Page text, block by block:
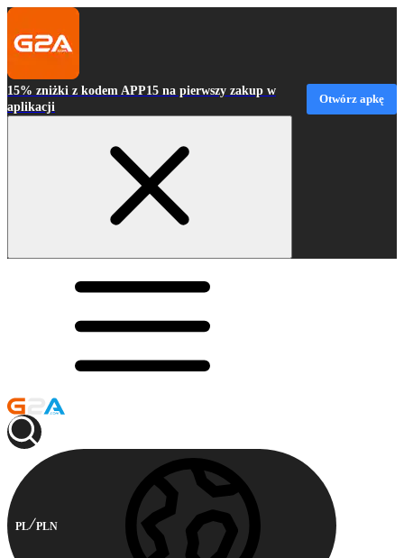
15% zniżki z kodem APP15 na pierwszy zakup w
aplikacji
Otwórz apkę
PL PLN